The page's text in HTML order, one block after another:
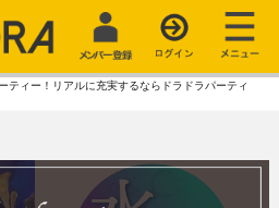
ティー！リアルに充実するならドラドラパーティ